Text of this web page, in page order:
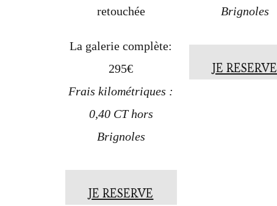
retouchée
La galerie complète:
295€
Frais kilométriques :
0,40 CT hors
Brignoles
JE RESERVE
Brignoles
JE RESERVE